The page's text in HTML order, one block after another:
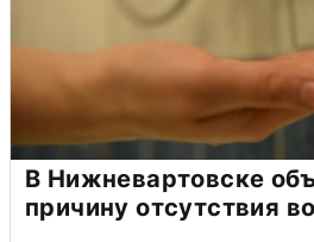
В Нижневартовске
причину отсутствия